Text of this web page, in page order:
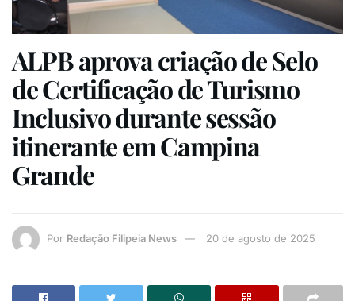
ALPB aprova criação de Selo
de Certificação de Turismo
Inclusivo durante sessão
itinerante em Campina
Grande
Por Redação Filipeia News 20 de agosto de 2025